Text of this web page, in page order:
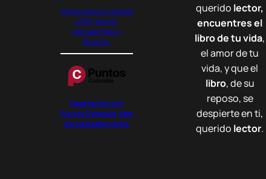
Pagos seguros gracias
a PSE, Wompi,
MercadoPago y
Binance.
Paga libritos con
Puntos Colombia, dale
clic para saber cómo.
querido lector,
encuentres el
libro de tu vida,
el amor de tu
vida, y que el
libro, de su
reposo, se
despierte en ti,
querido lector.